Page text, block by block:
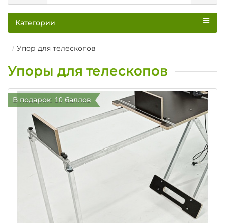
Категории
Упор для телескопов
Упоры для телескопов
В подарок: 10 баллов